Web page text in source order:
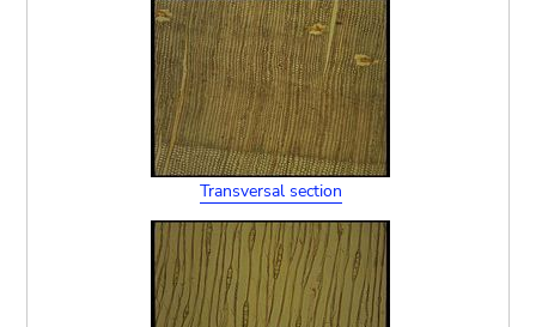
Transversal section